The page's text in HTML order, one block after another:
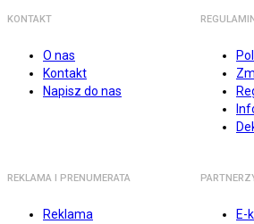
KONTAKT
O nas
Kontakt
Napisz do nas
REGULAMIN
REKLAMA I PRENUMERATA
Reklama
E-